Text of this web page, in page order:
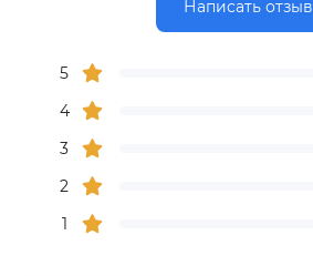
Написать отзыв
5
4
3
2
1